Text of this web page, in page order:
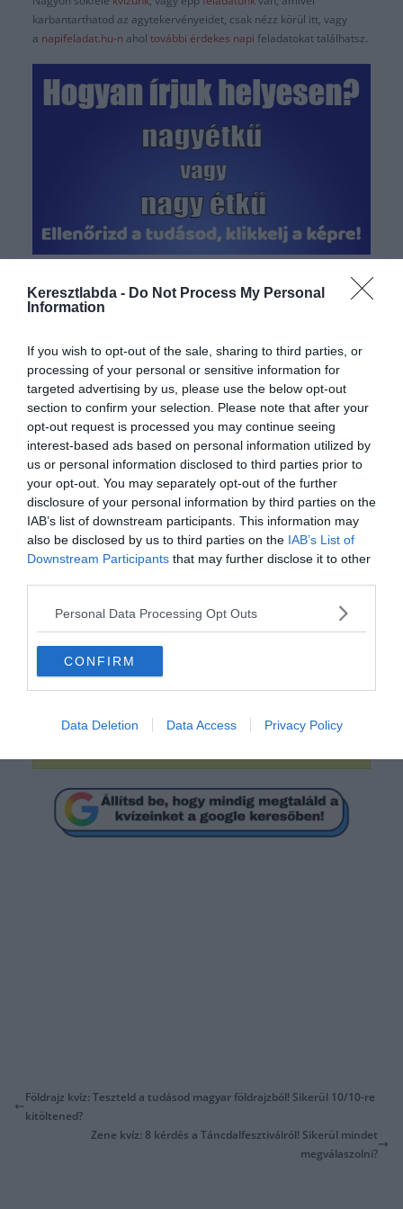
Keresztlabda - Do Not Process My Personal
Information
If you wish to opt-out of the sale, sharing to third parties, or
processing of your personal or sensitive information for
targeted advertising by us, please use the below opt-out
section to confirm your selection. Please note that after your
opt-out request is processed you may continue seeing
interest-based ads based on personal information utilized by
us or personal information disclosed to third parties prior to
your opt-out. You may separately opt-out of the further
disclosure of your personal information by third parties on the
IAB’s list of downstream participants. This information may
also be disclosed by us to third parties on the IAB’s List of
Downstream Participants that may further disclose it to other
Personal Data Processing Opt Outs
CONFIRM
Data Deletion Data Access Privacy Policy
karbantarthatod az agytekervényeidet, csak nézz körül itt, vagy
a napifeladat.hu-n ahol további érdekes napi feladatokat találhatsz.
Tudod hogyan írjuk
helyesen?
nagyétkű
nagy étkű
Földrajz kvíz: Teszteld a tudásod magyar földrajzból! Sikerül 10/10-re
kitöltened?
Zene kvíz: 8 kérdés a Táncdalfesztiválról! Sikerül mindet
megválaszolni?